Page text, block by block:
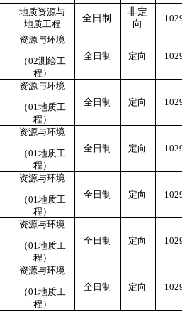
地质资源与
地质工程
全日制
非定
向
资源与环境
（02测绘工
程）
全日制 定向
资源与环境
（01地质工
程）
全日制 定向
资源与环境
（01地质工
程）
全日制 定向
资源与环境
（01地质工
程）
全日制 定向
资源与环境
（01地质工
程）
全日制 定向
资源与环境
（01地质工
程）
全日制 定向